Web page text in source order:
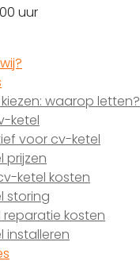
uur
waarop letten?
ketel
voor cv-ketel
prijzen
ketel kosten
storing
reparatie kosten
installeren